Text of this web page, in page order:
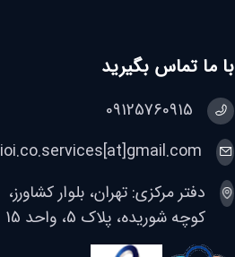
با ما تماس بگیرید
09125760915
ioi.co.services[at]gmail.com
دفتر مرکزی: تهران، بلوار کشاورز،
کوچه شوریده، پلاک 5، واحد 15